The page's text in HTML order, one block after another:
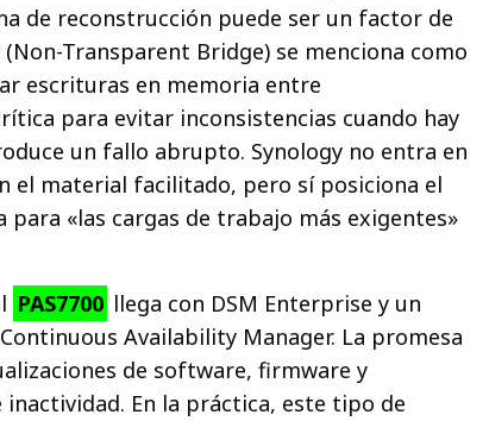
de reconstrucción puede ser un factor de
Transparent Bridge) se menciona como
escrituras en memoria entre
para evitar inconsistencias cuando hay
un fallo abrupto. Synology no entra en
el material facilitado, pero sí posiciona el
«las cargas de trabajo más exigentes»
PAS7700 llega con DSM Enterprise y un
Availability Manager. La promesa
de software, firmware y
En la práctica, este tipo de